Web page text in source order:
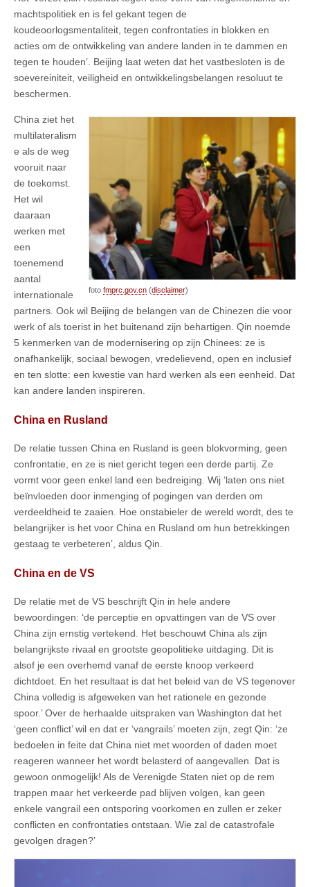
machtspolitiek en is fel gekant tegen de
koudeoorlogsmentaliteit, tegen confrontaties in blokken en
acties om de ontwikkeling van andere landen in te dammen en
tegen te houden’. Beijing laat weten dat het vastbesloten is de
soevereiniteit, veiligheid en ontwikkelingsbelangen resoluut te
beschermen.
foto fmprc.gov.cn (disclaimer)
China ziet het
multilateralism
e als de weg
vooruit naar
de toekomst.
Het wil
daaraan
werken met
een
toenemend
aantal
internationale
partners. Ook wil Beijing de belangen van de Chinezen die voor
werk of als toerist in het buitenand zijn behartigen. Qin noemde
5 kenmerken van de modernisering op zijn Chinees: ze is
onafhankelijk, sociaal bewogen, vredelievend, open en inclusief
en ten slotte: een kwestie van hard werken als een eenheid. Dat
kan andere landen inspireren.
China en Rusland
De relatie tussen China en Rusland is geen blokvorming, geen
confrontatie, en ze is niet gericht tegen een derde partij. Ze
vormt voor geen enkel land een bedreiging. Wij ‘laten ons niet
beïnvloeden door inmenging of pogingen van derden om
verdeeldheid te zaaien. Hoe onstabieler de wereld wordt, des te
belangrijker is het voor China en Rusland om hun betrekkingen
gestaag te verbeteren’, aldus Qin.
China en de VS
De relatie met de VS beschrijft Qin in hele andere
bewoordingen: ‘de perceptie en opvattingen van de VS over
China zijn ernstig vertekend. Het beschouwt China als zijn
belangrijkste rivaal en grootste geopolitieke uitdaging. Dit is
alsof je een overhemd vanaf de eerste knoop verkeerd
dichtdoet. En het resultaat is dat het beleid van de VS tegenover
China volledig is afgeweken van het rationele en gezonde
spoor.’ Over de herhaalde uitspraken van Washington dat het
‘geen conflict’ wil en dat er ‘vangrails’ moeten zijn, zegt Qin: ‘ze
bedoelen in feite dat China niet met woorden of daden moet
reageren wanneer het wordt belasterd of aangevallen. Dat is
gewoon onmogelijk! Als de Verenigde Staten niet op de rem
trappen maar het verkeerde pad blijven volgen, kan geen
enkele vangrail een ontsporing voorkomen en zullen er zeker
conflicten en confrontaties ontstaan. Wie zal de catastrofale
gevolgen dragen?’